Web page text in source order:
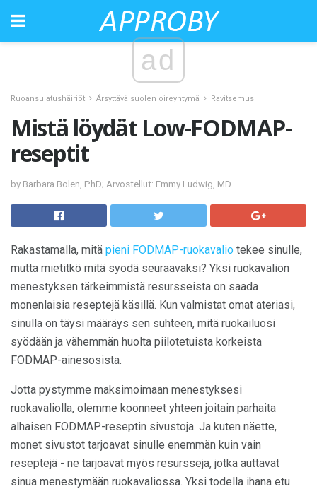
ad
Ruoansulatushäiriöt Ärsyttävä suolen oireyhtymä Ravitsemus
Mistä löydät Low-FODMAP-
reseptit
by Barbara Bolen, PhD; Arvostellut: Emmy Ludwig, MD
Rakastamalla, mitä pieni FODMAP-ruokavalio tekee sinulle,
mutta mietitkö mitä syödä seuraavaksi? Yksi ruokavalion
menestyksen tärkeimmistä resursseista on saada
monenlaisia ​​reseptejä käsillä. Kun valmistat omat ateriasi,
sinulla on täysi määräys sen suhteen, mitä ruokailuosi
syödään ja vähemmän huolta piilotetuista korkeista
FODMAP-ainesosista.
Jotta pystymme maksimoimaan menestyksesi
ruokavaliolla, olemme koonneet yhteen joitain parhaita
alhaisen FODMAP-reseptin sivustoja. Ja kuten näette,
monet sivustot tarjoavat sinulle enemmän kuin vain
reseptejä - ne tarjoavat myös resursseja, jotka auttavat
sinua menestymään ruokavaliossa. Yksi todella ihana etu